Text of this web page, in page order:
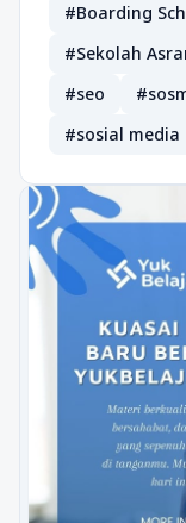
#Boarding
#Sekolah
#seo
#sosial media